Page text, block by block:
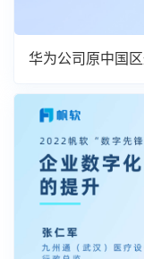
华为公司原中国